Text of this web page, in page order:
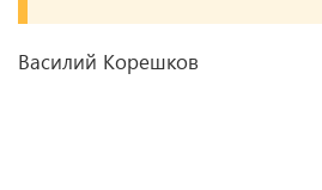
Василий Корешков